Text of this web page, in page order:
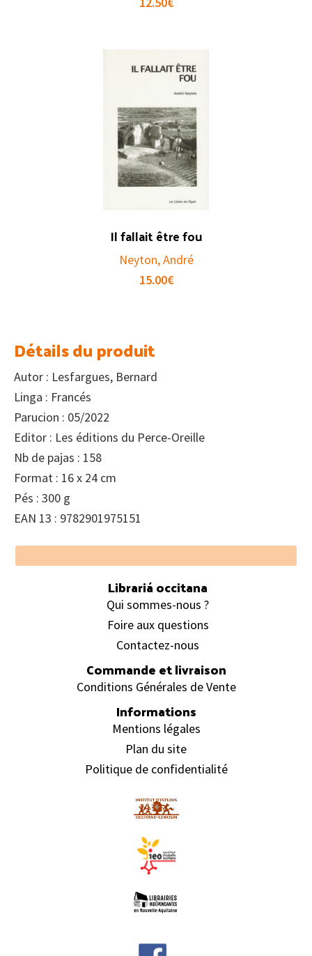
Il fallait être fou
Neyton, André
15.00€
Détails du produit
Autor : Lesfargues, Bernard
Linga : Francés
Parucion : 05/2022
Editor : Les éditions du Perce-Oreille
Nb de pajas : 158
Format : 16 x 24 cm
Pés : 300 g
EAN 13 : 9782901975151
Footer
Librariá occitana
Qui sommes-nous ?
Foire aux questions
Contactez-nous
Commande et livraison
Conditions Générales de Vente
Informations
Mentions légales
Plan du site
Politique de confidentialité